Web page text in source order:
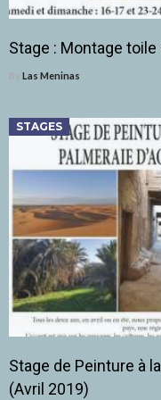
Stage : Montage
By Las Meninas
STAGES
Stage de Peinture à
(Avril 2019)